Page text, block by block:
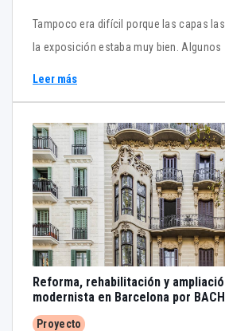
Tampoco era difícil porque las capas
la exposición estaba muy bien. Algunos
Leer más
Reforma, rehabilitación y
modernista en Barcelona por
Eugeni Bach
Proyecto